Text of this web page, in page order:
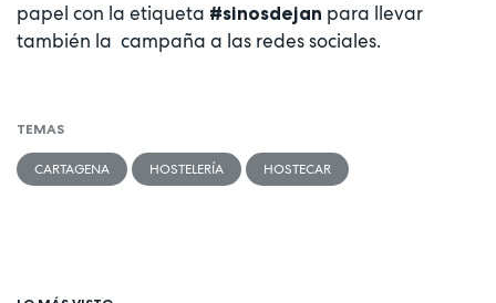
papel con la etiqueta #sinosdejan para llevar
también la campaña a las redes sociales.
TEMAS
CARTAGENA HOSTELERÍA HOSTECAR